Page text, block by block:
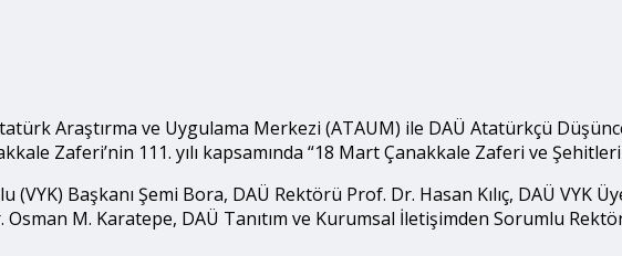
Araştırma ve Uygulama Merkezi (ATAUM) ile DAÜ Atatürkçü
Zaferi’nin 111. yılı kapsamında “18 Mart Çanakkale Zaferi ve
(VYK) Başkanı Şemi Bora, DAÜ Rektörü Prof. Dr. Hasan Kılıç, DAÜ VYK
Osman M. Karatepe, DAÜ Tanıtım ve Kurumsal İletişimden Sorumlu